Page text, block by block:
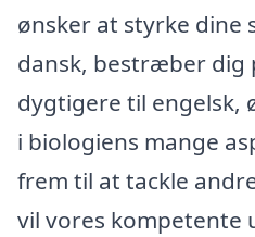
ønsker at styrke
dansk, bestræber dig
dygtigere til engelsk,
i biologiens mange
frem til at tackle
vil vores kompetente